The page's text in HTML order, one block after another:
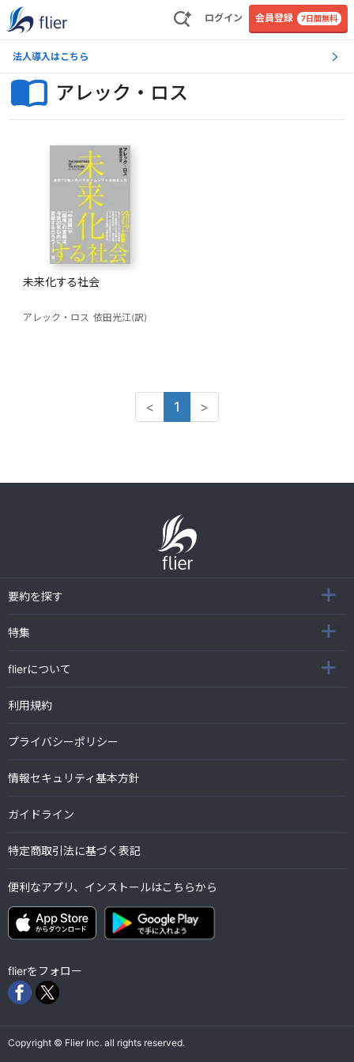
ログイン 会員登録 7日間無料
法人導入はこちら
アレック・ロス
未来化する社会
アレック・ロス 依田光江(訳)
< 1 >
要約を探す
特集
flierについて
利用規約
プライバシーポリシー
情報セキュリティ基本方針
ガイドライン
特定商取引法に基づく表記
便利なアプリ、インストールはこちらから
flierをフォロー
Copyright © Flier Inc. all rights reserved.